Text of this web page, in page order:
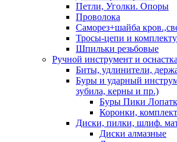
Петли, Уголки. Опоры
Проволока
Саморез+шайба
Тросы-цепи и
Шпильки резьбовые
Ручной инструмент и оснастка
Биты, удлинители,
Буры и ударный
зубила, керны и пр.)
Буры Пики
Коронки,
Диски, пилки, шлиф.
Диски алмазные